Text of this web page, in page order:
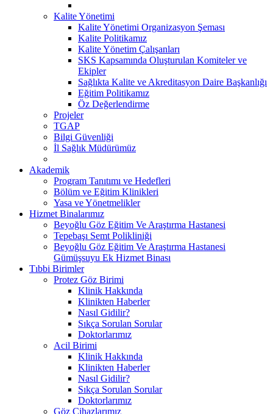
Kalite Yönetimi
Kalite Yönetimi Organizasyon Şeması
Kalite Politikamız
Kalite Yönetim Çalışanları
SKS Kapsamında Oluşturulan Komiteler ve
Ekipler
Sağlıkta Kalite ve Akreditasyon Daire Başkanlığı
Eğitim Politikamız
Öz Değerlendirme
Projeler
TGAP
Bilgi Güvenliği
İl Sağlık Müdürümüz
Akademik
Program Tanıtımı ve Hedefleri
Bölüm ve Eğitim Klinikleri
Yasa ve Yönetmelikler
Hizmet Binalarımız
Beyoğlu Göz Eğitim Ve Araştırma Hastanesi
Tepebaşı Semt Polikliniği
Beyoğlu Göz Eğitim Ve Araştırma Hastanesi
Gümüşsuyu Ek Hizmet Binası
Tıbbi Birimler
Protez Göz Birimi
Klinik Hakkında
Klinikten Haberler
Nasıl Gidilir?
Sıkça Sorulan Sorular
Doktorlarımız
Acil Birimi
Klinik Hakkında
Klinikten Haberler
Nasıl Gidilir?
Sıkça Sorulan Sorular
Doktorlarımız
Göz Cihazlarımız